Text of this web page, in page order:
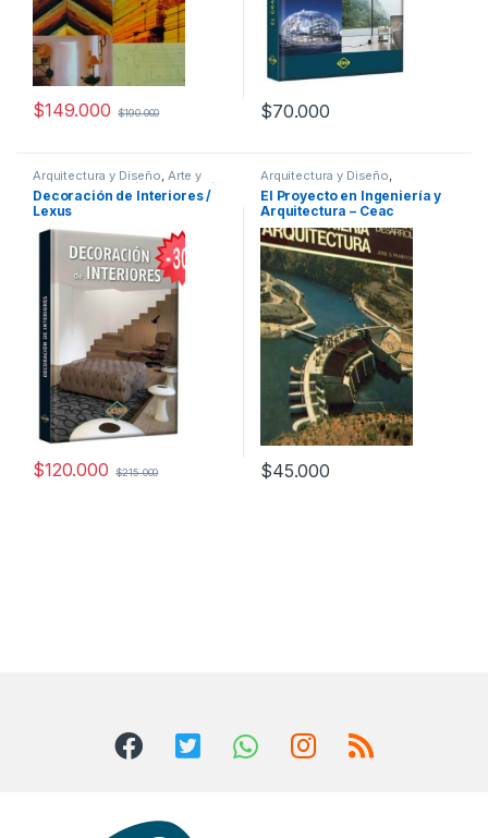
$149.000 $190.000 $70.000
Arquitectura y Diseño Arte y
Afines Decoración Decoración
y Muebles,Diseño,Interes
General
Decoración de Interiores /
Lexus
$120.000 $215.000
Arquitectura y Diseño
Arquitectura y Urbanismo
Ingeniería,Ingeniería Civil,
Profesionales y tecnicos
El Proyecto en Ingeniería y
Arquitectura – Ceac
$45.000